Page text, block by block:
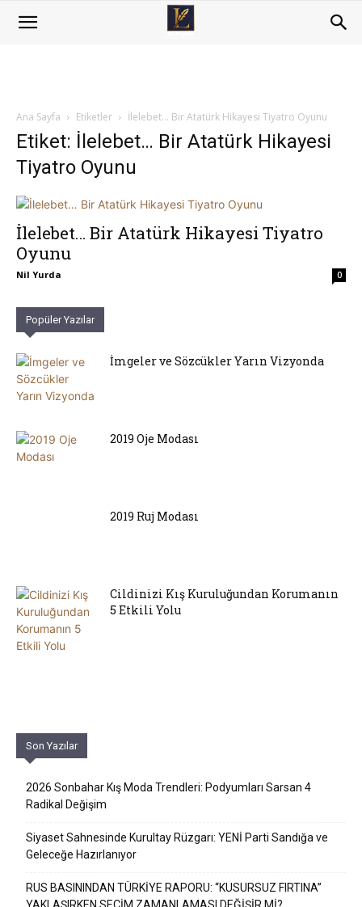
Ana Sayfa Etiketler İlelebet… Bir Atatürk Hikayesi Tiyatro Oyunu
Etiket: İlelebet… Bir Atatürk Hikayesi
Tiyatro Oyunu
İlelebet… Bir Atatürk Hikayesi Tiyatro
Oyunu
Nil Yurda 0
Popüler Yazılar
İmgeler ve Sözcükler Yarın Vizyonda
2019 Oje Modası
2019 Ruj Modası
Cildinizi Kış Kuruluğundan Korumanın
5 Etkili Yolu
Son Yazılar
2026 Sonbahar Kış Moda Trendleri: Podyumları Sarsan 4
Radikal Değişim
Siyaset Sahnesinde Kurultay Rüzgarı: YENİ Parti Sandığa ve
Geleceğe Hazırlanıyor
RUS BASININDAN TÜRKİYE RAPORU: “KUSURSUZ FIRTINA”